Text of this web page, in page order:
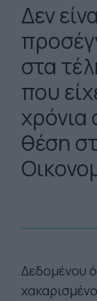
Δεν
στα
που
θέση
Δεδομένου